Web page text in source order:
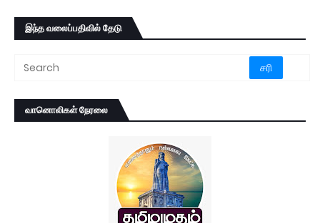
இந்த வலைப்பதிவில் தேடு
வானொலிகள் நேரலை